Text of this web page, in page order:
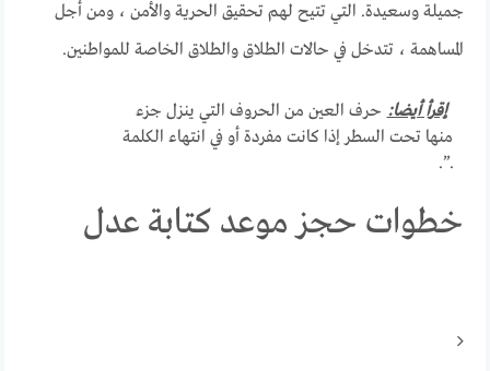
جميلة وسعيدة. التي تتيح لهم تحقيق الحرية والأمن ، ومن أجل
المساهمة ، تتدخل في حالات الطلاق والطلاق الخاصة للمواطنين.
إقرأ أيضا: حرف العين من الحروف التي ينزل جزء
منها تحت السطر إذا كانت مفردة أو في انتهاء الكلمة
.”.
خطوات حجز موعد كتابة عدل